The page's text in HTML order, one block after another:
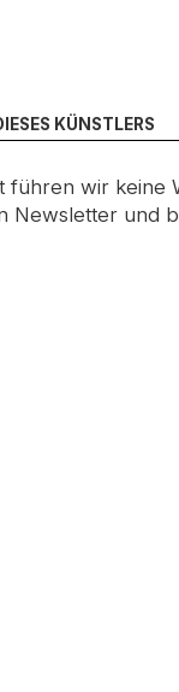
KÜNSTLERS
führen wir keine
Newsletter und